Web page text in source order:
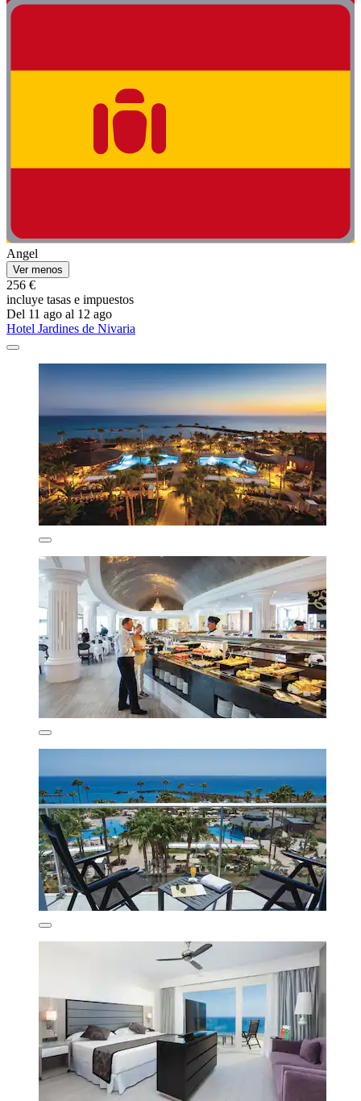
Angel
Ver menos
256 €
incluye tasas e impuestos
Del 11 ago al 12 ago
Hotel Jardines de Nivaria